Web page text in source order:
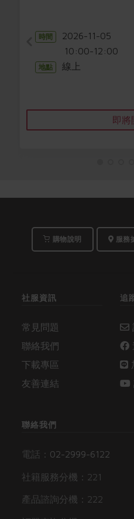
時間 2026-11-05
10:00-12:00
地點 線上
即將
購物說明 服務
社服資訊
常見問題
聯絡我們
下載專區
友善連結
追
聯絡我們
電話： 02-2999-6122
社籍服務分機：221
產品諮詢分機：222